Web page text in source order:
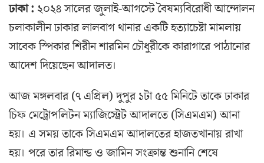
ঢাকা : ২০২৪ সালের জুলাই-আগস্টে বৈষম্যবিরোধী আন্দোলন
চলাকালীন ঢাকার লালবাগ থানার একটি হত্যাচেষ্টা মামলায়
সাবেক স্পিকার শিরীন শারমিন চৌধুরীকে কারাগারে পাঠানোর
আদেশ দিয়েছেন আদালত।
আজ মঙ্গলবার (৭ এপ্রিল) দুপুর ১টা ৫৫ মিনিটে তাকে ঢাকার
চিফ মেট্রোপলিটন ম্যাজিস্ট্রেট আদালতে (সিএমএম) আনা
হয়। এ সময় তাকে সিএমএম আদালতের হাজতখানায় রাখা
হয়। পরে তার রিমান্ড ও জামিন সংক্রান্ত শুনানি শেষে